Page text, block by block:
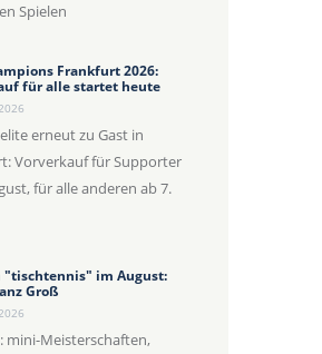
Spielen
Frankfurt 2026:
für alle startet heute
erneut zu Gast in
Vorverkauf für Supporter
für alle anderen ab 7.
"tischtennis" im August:
Groß
mini-Meisterschaften,